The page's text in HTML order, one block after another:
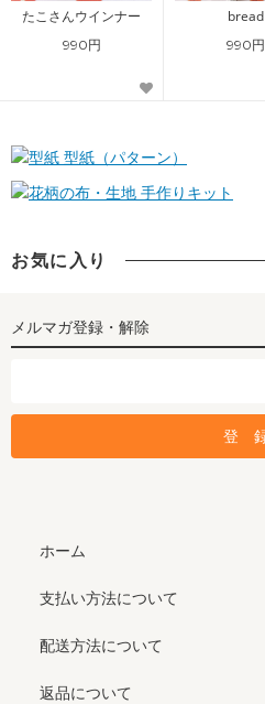
たこさんウインナー
990円
bread
990円
型紙（パターン）
手作りキット
お気に入り
メルマガ登録・解除
ホーム
支払い方法について
配送方法について
返品について